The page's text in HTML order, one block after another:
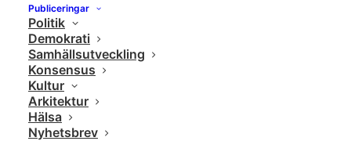
Publiceringar
Politik
Demokrati
Samhällsutveckling
Konsensus
Kultur
Arkitektur
Hälsa
Nyhetsbrev